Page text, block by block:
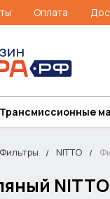
Оплата
Трансмиссионные
Фильтры NITTO